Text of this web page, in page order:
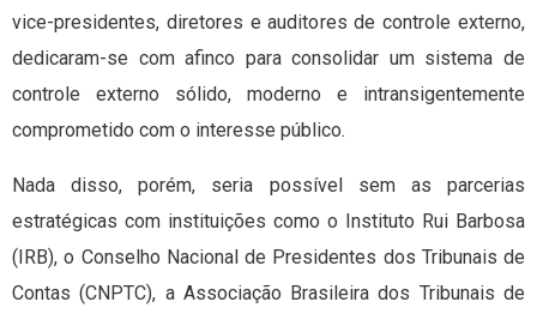
vice-presidentes, diretores e auditores de controle externo,
dedicaram-se com afinco para consolidar um sistema de
controle externo sólido, moderno e intransigentemente
comprometido com o interesse público.
Nada disso, porém, seria possível sem as parcerias
estratégicas com instituições como o Instituto Rui Barbosa
(IRB), o Conselho Nacional de Presidentes dos Tribunais de
Contas (CNPTC), a Associação Brasileira dos Tribunais de